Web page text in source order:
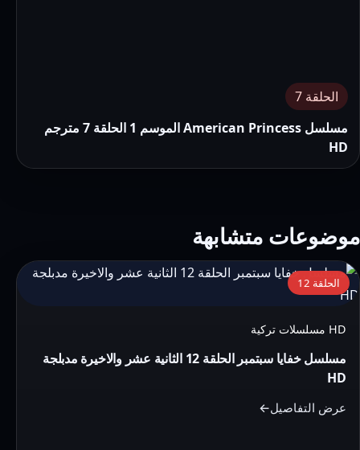
الحلقة 7
مسلسل American Princess الموسم 1 الحلقة 7 مترجم
HD
موضوعات متشابهة
التفاصيل:
مسلسل
سبتمبر
الحلقة
الثانية
الحلقة 12
HD مسلسلات تركية
مسلسل خفايا سبتمبر الحلقة 12 الثانية عشر والاخيرة مدبلجة
HD
عرض التفاصيل